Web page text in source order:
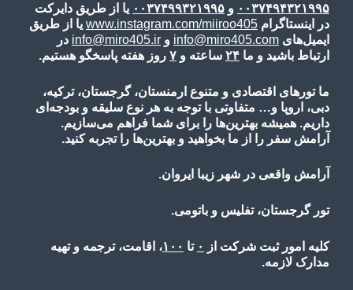
۰۰۳۷۴۹۴۳۲۱۹۹۵ و ۰۰۳۷۴۹۹۳۲۱۹۹۵ یا از طریق دایرکت
در اینستاگرام www.instagram.com/miiroo405 یا از طریق
ایمیل‌های info@miro405.com و info@miro405.ir در
ارتباط باشید و ما ۲۴ ساعته و ۷ روز هفته پاسخگو هستیم.
ما تورهای اقتصادی و متنوع ارمنستان، گرجستان، ترکیه،
دبی، اروپا و… متفاوتی با توجه به هر نوع سلیقه و بودجه‌ای
داریم. همیشه بهترین‌ها را برای شما فراهم می‌سازیم.
آرامش سفر را از ما بخواهید و بهترین‌ها را تجربه کنید.
آرامش واقعی در شهر زیبا ایروان.
تور گرجستان، تفلیس و باتومی.
کلیه امور ثبت شرکت از ۰ تا ۱۰۰، اقامت، ترجمه و تهیه
مدارک لازمه.